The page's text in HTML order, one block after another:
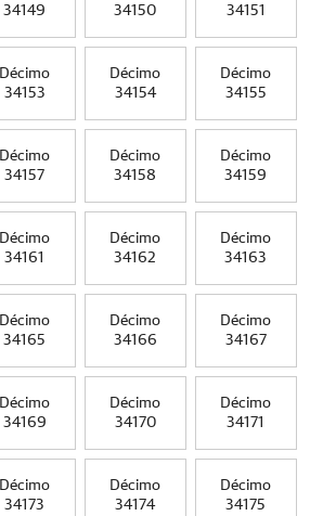
34149
34150
34151
Décimo
34153
Décimo
34154
Décimo
34155
Décimo
34157
Décimo
34158
Décimo
34159
Décimo
34161
Décimo
34162
Décimo
34163
Décimo
34165
Décimo
34166
Décimo
34167
Décimo
34169
Décimo
34170
Décimo
34171
Décimo
34173
Décimo
34174
Décimo
34175